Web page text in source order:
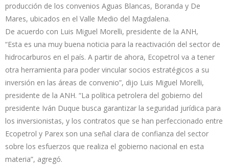
producción de los convenios Aguas Blancas, Boranda y De
Mares, ubicados en el Valle Medio del Magdalena.
De acuerdo con Luis Miguel Morelli, presidente de la ANH,
“Esta es una muy buena noticia para la reactivación del sector de
hidrocarburos en el país. A partir de ahora, Ecopetrol va a tener
otra herramienta para poder vincular socios estratégicos a su
inversión en las áreas de convenio”, dijo Luis Miguel Morelli,
presidente de la ANH. “La política petrolera del gobierno del
presidente Iván Duque busca garantizar la seguridad jurídica para
los inversionistas, y los contratos que se han perfeccionado entre
Ecopetrol y Parex son una señal clara de confianza del sector
sobre los esfuerzos que realiza el gobierno nacional en esta
materia”, agregó.